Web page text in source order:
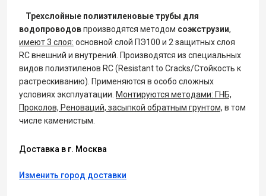
Трехслойные полиэтиленовые трубы для
водопроводовпроизводятся методом соэкструзии,
имеют 3 слоя: основной слой ПЭ100 и 2 защитных слоя
RC внешний и внутрений. Производятся из специальных
видов полиэтиленов RC (Resistant to Cracks/Стойкость к
растрескиванию). Применяются в особо сложных
условиях эксплуатации. Монтируются методами: ГНБ,
Проколов, Реноваций, засыпкой обратным грунтом, в том
числе каменистым.
Доставка в г. Москва
Изменить город доставки